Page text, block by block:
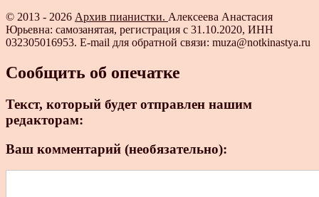
© 2013 - 2026 Архив пианистки. Алексеева Анастасия
Юрьевна: самозанятая, регистрация с 31.10.2020, ИНН
032305016953. E-mail для обратной связи: muza@notkinastya.ru
Сообщить об опечатке
Текст, который будет отправлен нашим
редакторам:
Ваш комментарий (необязательно):